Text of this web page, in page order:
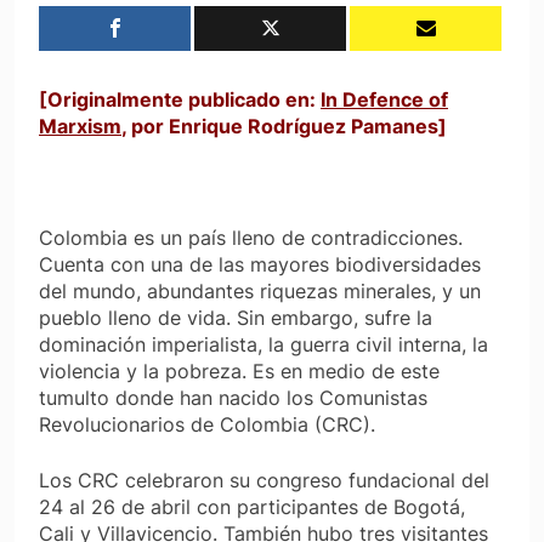
[Originalmente publicado en: In Defence of
Marxism, por Enrique Rodríguez Pamanes]
Colombia es un país lleno de contradicciones.
Cuenta con una de las mayores biodiversidades
del mundo, abundantes riquezas minerales, y un
pueblo lleno de vida. Sin embargo, sufre la
dominación imperialista, la guerra civil interna, la
violencia y la pobreza. Es en medio de este
tumulto donde han nacido los Comunistas
Revolucionarios de Colombia (CRC).
Los CRC celebraron su congreso fundacional del
24 al 26 de abril con participantes de Bogotá,
Cali y Villavicencio. También hubo tres visitantes